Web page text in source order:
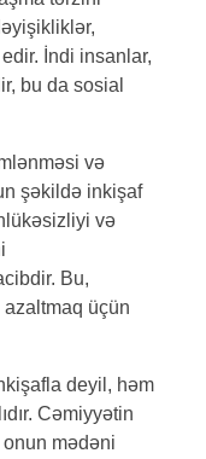
İndi insanlar,
bu da sosial
və
şəkildə inkişaf
və
Bu,
azaltmaq üçün
deyil, həm
Cəmiyyətin
mədəni